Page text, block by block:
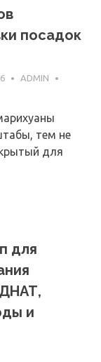
посадок
ADMIN
тем не
для
для
и